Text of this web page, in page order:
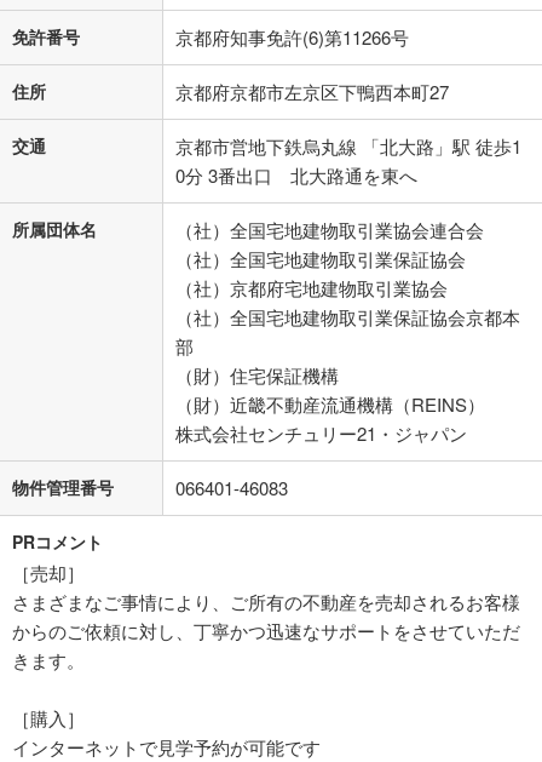
免許番号 京都府知事免許(6)第11266号
住所 京都府京都市左京区下鴨西本町27
交通
京都市営地下鉄烏丸線 「北大路」駅 徒歩1
0分 3番出口 北大路通を東へ
所属団体名
（社）全国宅地建物取引業協会連合会
（社）全国宅地建物取引業保証協会
（社）京都府宅地建物取引業協会
（社）全国宅地建物取引業保証協会京都本
部
（財）住宅保証機構
（財）近畿不動産流通機構（REINS）
株式会社センチュリー21・ジャパン
物件管理番号 066401-46083
PRコメント
［売却］
さまざまなご事情により、ご所有の不動産を売却されるお客様
からのご依頼に対し、丁寧かつ迅速なサポートをさせていただ
きます。
［購入］
インターネットで見学予約が可能です